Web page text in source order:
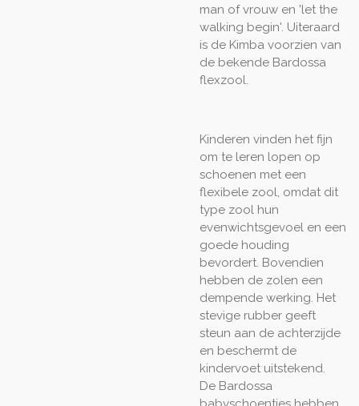
man of vrouw en 'let the
walking begin'. Uiteraard
is de Kimba voorzien van
de bekende Bardossa
flexzool.
Kinderen vinden het fijn
om te leren lopen op
schoenen met een
flexibele zool, omdat dit
type zool hun
evenwichtsgevoel en een
goede houding
bevordert. Bovendien
hebben de zolen een
dempende werking. Het
stevige rubber geeft
steun aan de achterzijde
en beschermt de
kindervoet uitstekend.
De Bardossa